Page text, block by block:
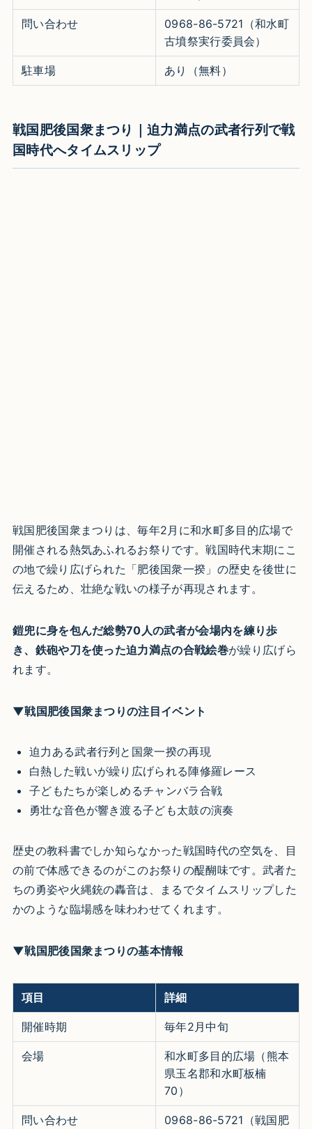
問い合わせ
0968-86-5721（和水町
古墳祭実行委員会）
駐車場 あり（無料）
戦国肥後国衆まつり｜迫力満点の武者行列で戦
国時代へタイムスリップ
戦国肥後国衆まつりは、毎年2月に和水町多目的広場で
開催される熱気あふれるお祭りです。戦国時代末期にこ
の地で繰り広げられた「肥後国衆一揆」の歴史を後世に
伝えるため、壮絶な戦いの様子が再現されます。
鎧兜に身を包んだ総勢70人の武者が会場内を練り歩
き、鉄砲や刀を使った迫力満点の合戦絵巻が繰り広げら
れます。
▼戦国肥後国衆まつりの注目イベント
迫力ある武者行列と国衆一揆の再現
白熱した戦いが繰り広げられる陣修羅レース
子どもたちが楽しめるチャンバラ合戦
勇壮な音色が響き渡る子ども太鼓の演奏
歴史の教科書でしか知らなかった戦国時代の空気を、目
の前で体感できるのがこのお祭りの醍醐味です。武者た
ちの勇姿や火縄銃の轟音は、まるでタイムスリップした
かのような臨場感を味わわせてくれます。
▼戦国肥後国衆まつりの基本情報
項目 詳細
開催時期 毎年2月中旬
会場
和水町多目的広場（熊本
県玉名郡和水町板楠
70）
問い合わせ
0968-86-5721（戦国肥